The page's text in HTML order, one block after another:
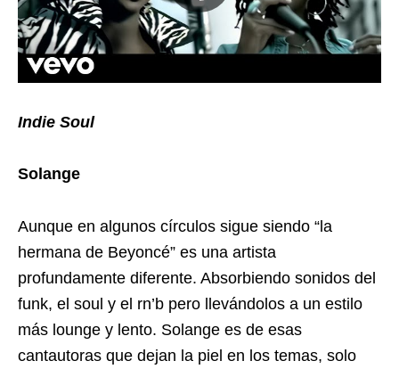
Indie Soul
Solange
Aunque en algunos círculos sigue siendo “la
hermana de Beyoncé” es una artista
profundamente diferente. Absorbiendo sonidos del
funk, el soul y el rn’b pero llevándolos a un estilo
más lounge y lento. Solange es de esas
cantautoras que dejan la piel en los temas, solo